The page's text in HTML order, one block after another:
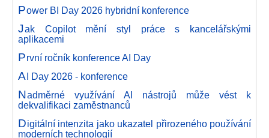
Power BI Day 2026 hybridní konference
Jak Copilot mění styl práce s kancelářskými
aplikacemi
První ročník konference AI Day
AI Day 2026 - konference
Nadměrné využívání AI nástrojů může vést k
dekvalifikaci zaměstnanců
Digitální intenzita jako ukazatel přirozeného používání
moderních technologií